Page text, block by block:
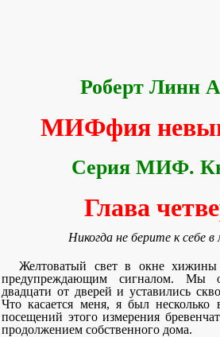
Роберт Линн
МИФфия
Серия МИФ.
Глава
Никогда не берите к себе
Желтоватый свет в окне хижины
предупреждающим сигналом. Мы
двадцати от дверей и уставились
Что касается меня, я был несколько
посещений этого измерения
продолжением собственного дома.